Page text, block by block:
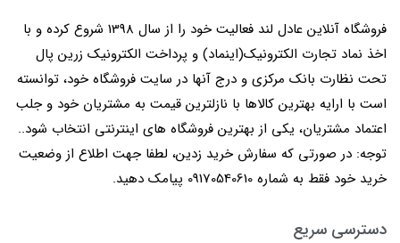
فروشگاه آنلاین عادل لند فعالیت خود را از سال 1398 شروع کرده و با
اخذ نماد تجارت الکترونیک(اینماد) و پرداخت الکترونیک زرین پال
تحت نظارت بانک مرکزی و درج آنها در سایت فروشگاه خود، توانسته
است با ارایه بهترین کالاها با نازلترین قیمت به مشتریان خود و جلب
اعتماد مشتریان، یکی از بهترین فروشگاه های اینترنتی انتخاب شود..
توجه: در صورتی که سفارش خرید زدین، لطفا جهت اطلاع از وضعیت
خرید خود فقط به شماره 09170540610 پیامک دهید.
دسترسی سریع